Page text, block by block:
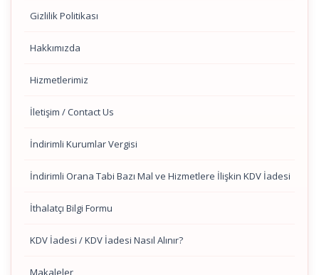
Gizlilik Politikası
Hakkımızda
Hizmetlerimiz
İletişim / Contact Us
İndirimli Kurumlar Vergisi
İndirimli Orana Tabi Bazı Mal ve Hizmetlere İlişkin KDV İadesi
İthalatçı Bilgi Formu
KDV İadesi / KDV İadesi Nasıl Alınır?
Makaleler